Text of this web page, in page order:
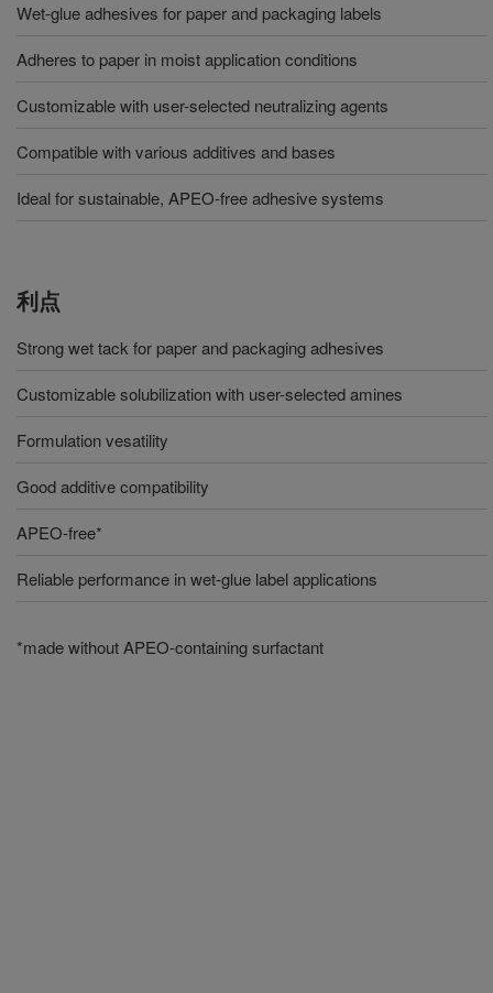
Wet-glue adhesives for paper and packaging labels
Adheres to paper in moist application conditions
Customizable with user-selected neutralizing agents
Compatible with various additives and bases
Ideal for sustainable, APEO-free adhesive systems
利点
Strong wet tack for paper and packaging adhesives
Customizable solubilization with user-selected amines
Formulation vesatility
Good additive compatibility
APEO-free*
Reliable performance in wet-glue label applications
*made without APEO-containing surfactant